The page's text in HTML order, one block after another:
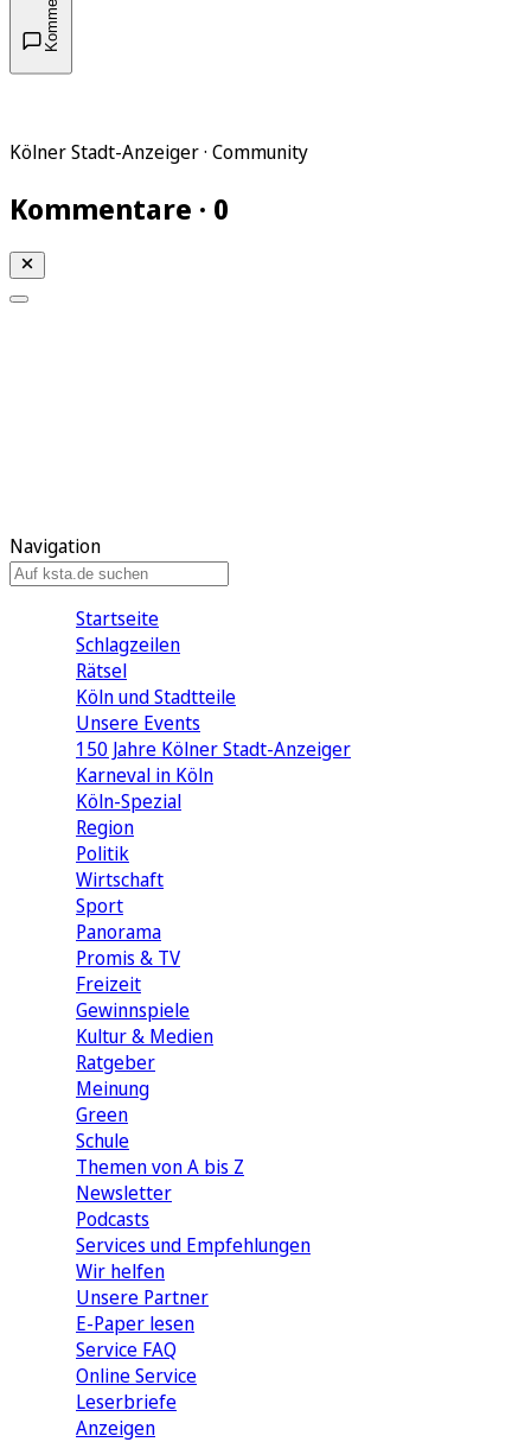
Kölner Stadt-Anzeiger · Community
Kommentare · 0
Navigation
Startseite
Schlagzeilen
Rätsel
Köln und Stadtteile
Unsere Events
150 Jahre Kölner Stadt-Anzeiger
Karneval in Köln
Köln-Spezial
Region
Politik
Wirtschaft
Sport
Panorama
Promis & TV
Freizeit
Gewinnspiele
Kultur & Medien
Ratgeber
Meinung
Green
Schule
Themen von A bis Z
Newsletter
Podcasts
Services und Empfehlungen
Wir helfen
Unsere Partner
E-Paper lesen
Service FAQ
Online Service
Leserbriefe
Anzeigen